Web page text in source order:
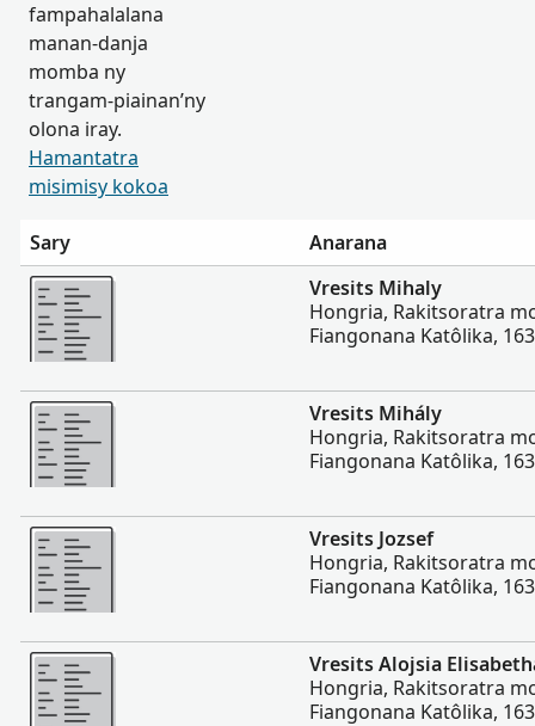
fampahalalana
manan-danja
momba ny
trangam-piainan’ny
olona iray.
Hamantatra
misimisy kokoa
Sary
Anarana
Misimisy kokoa
Vresits Mihaly
Hongria, Rakitsoratra
Fiangonana Katôlika,
Misimisy kokoa
Vresits Mihály
Hongria, Rakitsoratra
Fiangonana Katôlika,
Misimisy kokoa
Vresits Jozsef
Hongria, Rakitsoratra
Fiangonana Katôlika,
Misimisy kokoa
Vresits Alojsia
Hongria, Rakitsoratra
Fiangonana Katôlika,